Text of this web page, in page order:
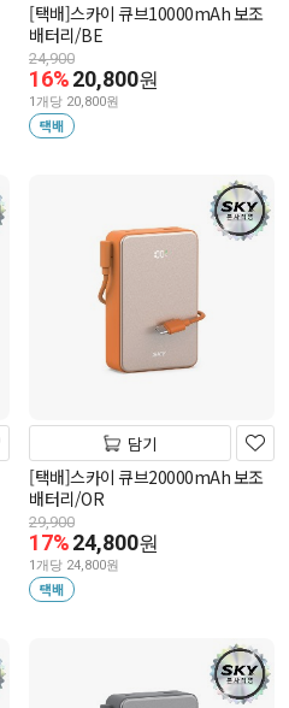
[택배]스카이 큐브10000mAh 보조
배터리/BE
24,900
16%20,800원
1개당 20,800원
택배
담기
[택배]스카이 큐브20000mAh 보조
배터리/OR
29,900
17%24,800원
1개당 24,800원
택배